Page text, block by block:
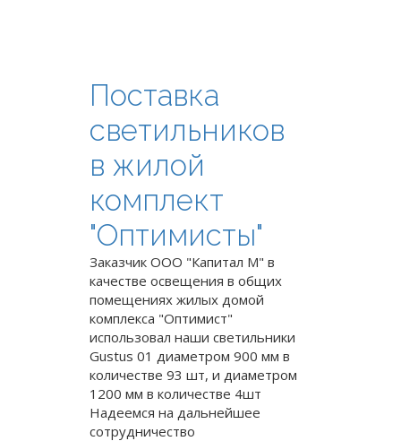
Поставка
светильников
в жилой
комплект
"Оптимисты"
Заказчик ООО "Капитал М" в
качестве освещения в общих
помещениях жилых домой
комплекса "Оптимист"
использовал наши светильники
Gustus 01 диаметром 900 мм в
количестве 93 шт, и диаметром
1200 мм в количестве 4шт
Надеемся на дальнейшее
сотрудничество